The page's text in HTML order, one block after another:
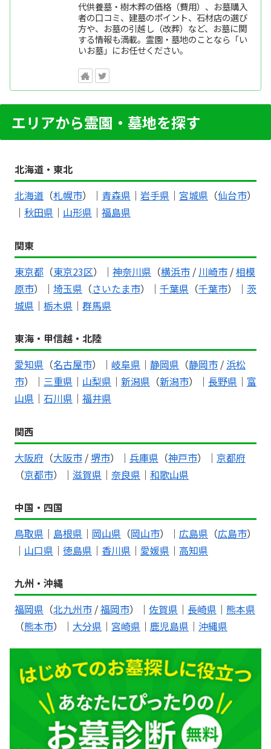
代供養墓・樹木葬の価格（費用）、お墓購入
者の口コミ、建墓のポイント、石材店の選び
方や、お墓の引越し（改葬）など、お墓に関
する情報も満載。霊園・墓地のことなら「い
いお墓」にお任せください。
エリアから霊園・墓地を探す
北海道・東北
北海道 （札幌市）｜ 青森県 ｜ 岩手県 ｜ 宮城県 （仙台市）
｜ 秋田県 ｜ 山形県 ｜ 福島県
関東
東京都 （東京23区）｜ 神奈川県 （横浜市 / 川崎市 /相模
原市）｜ 埼玉県 （さいたま市）｜ 千葉県 （千葉市）｜ 茨
城県 ｜ 栃木県 ｜ 群馬県
東海・甲信越・北陸
愛知県 （名古屋市）｜ 岐阜県 ｜ 静岡県 （静岡市 / 浜松
市）｜ 三重県 ｜ 山梨県 ｜ 新潟県 （新潟市）｜ 長野県 ｜ 富
山県 ｜ 石川県 ｜ 福井県
関西
大阪府 （大阪市 / 堺市）｜ 兵庫県 （神戸市）｜ 京都府
（京都市）｜ 滋賀県 ｜ 奈良県 ｜ 和歌山県
中国・四国
鳥取県 ｜ 島根県 ｜ 岡山県 （岡山市）｜ 広島県 （広島市）
｜ 山口県 ｜ 徳島県 ｜ 香川県 ｜ 愛媛県 ｜ 高知県
九州・沖縄
福岡県 （北九州市 /福岡市）｜ 佐賀県 ｜ 長崎県 ｜ 熊本県
（熊本市）｜ 大分県 ｜ 宮崎県 ｜ 鹿児島県 ｜ 沖縄県